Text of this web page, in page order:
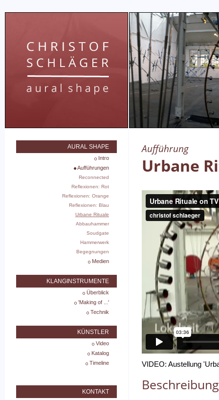
AURAL SHAPE
Intro
Aufführungen
Reconnected
Reflexionen: Rot
Reflexionen: Orange
Reflexionen: Blau
Urbane Rituale
Abbauhammer
Soudgate
Hammerwerk
Begegnungen
Medien
KLANGINSTRUMENTE
Überblick
'Making of ...'
Technik
KÜNSTLER
Video
Katalog
Timeline
KONTAKT
Aufführung
Urbane
VIDEO: Austellung
Beschreibung